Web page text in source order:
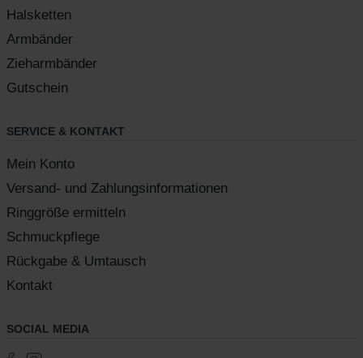
Halsketten
Armbänder
Zieharmbänder
Gutschein
SERVICE & KONTAKT
Mein Konto
Versand- und Zahlungsinformationen
Ringgröße ermitteln
Schmuckpflege
Rückgabe & Umtausch
Kontakt
SOCIAL MEDIA